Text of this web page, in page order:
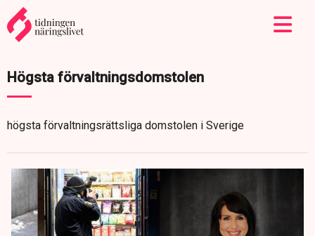
Högsta förvaltningsdomstolen
högsta förvaltningsrättsliga domstolen i Sverige